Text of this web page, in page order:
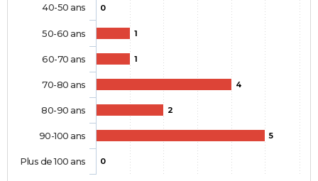
0
1
1
4
2
5
0
40-50 ans
50-60 ans
60-70 ans
70-80 ans
80-90 ans
90-100 ans
Plus de 100 ans